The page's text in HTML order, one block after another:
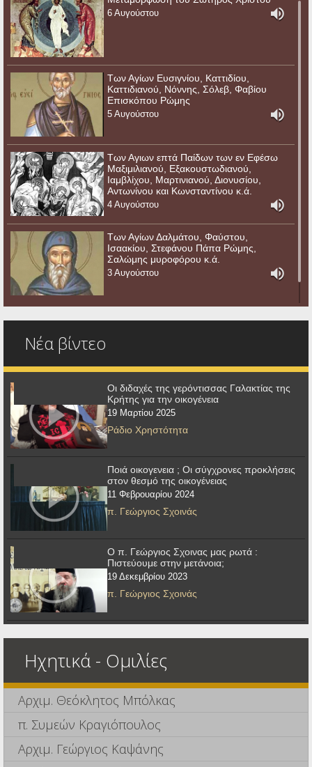
6 Αυγούστου
Των Αγίων Ευσιγνίου, Καττιδίου,
Καττιδιανού, Νόννης, Σόλεβ, Φαβίου
Επισκόπου Ρώμης
5 Αυγούστου
Των Αγιων επτά Παίδων των εν Εφέσω
Μαξιμιλιανού, Εξακουστωδιανού,
Ιαμβλίχου, Μαρτινιανού, Διονυσίου,
Αντωνίνου και Κωνσταντίνου κ.ά.
4 Αυγούστου
Των Αγίων Δαλμάτου, Φαύστου,
Ισαακίου, Στεφάνου Πάπα Ρώμης,
Σαλώμης μυροφόρου κ.ά.
3 Αυγούστου
Νέα βίντεο
Οι διδαχές της γερόντισσας Γαλακτίας της
Κρήτης για την οικογένεια
19 Μαρτίου 2025
Ράδιο Χρηστότητα
Ποιά οικογενεια ; Οι σύγχρονες προκλήσεις
στον θεσμό της οικογένειας
11 Φεβρουαρίου 2024
π. Γεώργιος Σχοινάς
Ο π. Γεώργιος Σχοινας μας ρωτά :
Πιστεύουμε στην μετάνοια;
19 Δεκεμβρίου 2023
π. Γεώργιος Σχοινάς
Ηχητικά - Ομιλίες
Αρχιμ. Θεόκλητος Μπόλκας
π. Συμεών Κραγιόπουλος
Αρχιμ. Γεώργιος Καψάνης